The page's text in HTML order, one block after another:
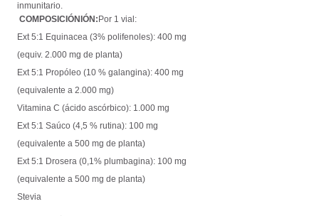
inmunitario.
COMPOSICIÓN IÓN: Por 1 vial:
Ext 5:1 Equinacea (3% polifenoles): 400 mg
(equiv. 2.000 mg de planta)
Ext 5:1 Propóleo (10 % galangina): 400 mg
(equivalente a 2.000 mg)
Vitamina C (ácido ascórbico): 1.000 mg
Ext 5:1 Saúco (4,5 % rutina): 100 mg
(equivalente a 500 mg de planta)
Ext 5:1 Drosera (0,1% plumbagina): 100 mg
(equivalente a 500 mg de planta)
Stevia